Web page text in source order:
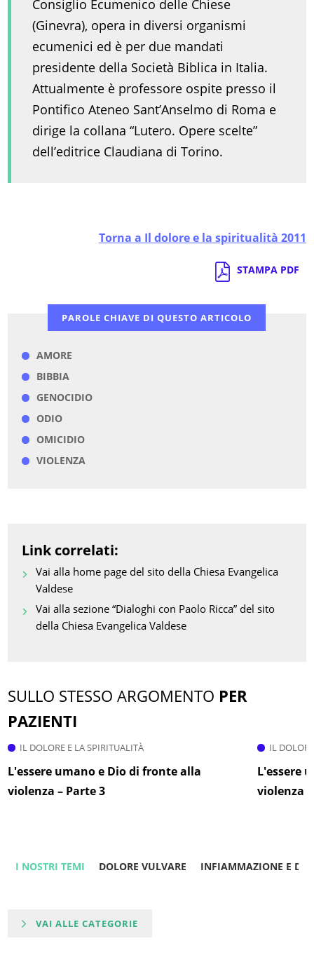
Consiglio Ecumenico delle Chiese
(Ginevra), opera in diversi organismi
ecumenici ed è per due mandati
presidente della Società Biblica in Italia.
Attualmente è professore ospite presso il
Pontifico Ateneo Sant’Anselmo di Roma e
dirige la collana “Lutero. Opere scelte”
dell’editrice Claudiana di Torino.
Torna a Il dolore e la spiritualità 2011
STAMPA PDF
PAROLE CHIAVE DI QUESTO ARTICOLO
AMORE
BIBBIA
GENOCIDIO
ODIO
OMICIDIO
VIOLENZA
Link correlati:
Vai alla home page del sito della Chiesa Evangelica
Valdese
Vai alla sezione “Dialoghi con Paolo Ricca” del sito
della Chiesa Evangelica Valdese
SULLO STESSO ARGOMENTO PER
PAZIENTI
IL DOLORE E LA SPIRITUALITÀ
L'essere umano e Dio di fronte alla
violenza – Parte 3
IL
L'essere
violenza
I NOSTRI TEMI DOLORE VULVARE INFIAMMAZIONE E
VAI ALLE CATEGORIE